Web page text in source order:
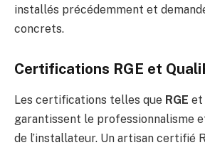
installés précédemment et
concrets.
Certifications RGE et
Les certifications telles que RGE et
garantissent le professionnalisme
de l’installateur. Un artisan certifié